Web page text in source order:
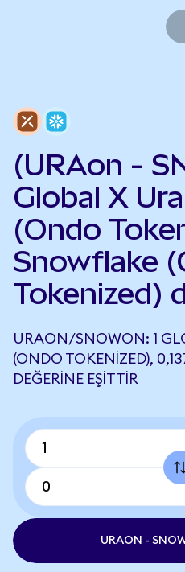
(URAon -
Global X
(Ondo
Snowflake
Tokenized)
URAON/SNOWON: 1
(ONDO TOKENIZED),
DEĞERINE EŞITTIR
URAON -